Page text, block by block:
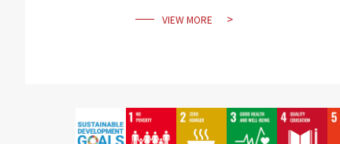
VIEW MORE